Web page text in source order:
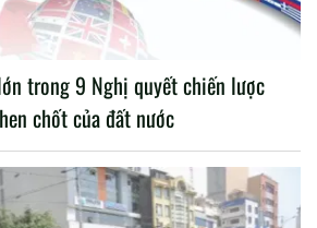
trong 9 Nghị quyết chiến lược
chốt của đất nước